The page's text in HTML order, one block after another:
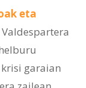
eta
garaian